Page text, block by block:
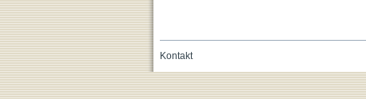
Kontakt